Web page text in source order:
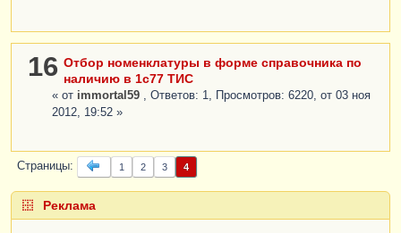
16 Отбор номенклатуры в форме справочника по
наличию в 1с77 ТИС
« от immortal59
, Ответов: 1, Просмотров: 6220, от 03 ноя
2012, 19:52 »
Страницы 1 2 3 4
Реклама